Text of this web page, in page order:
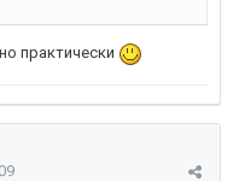
практически